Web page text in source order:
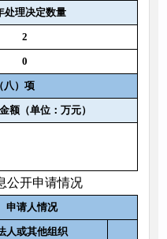
处理决定数量
2
0
八）项
额（单位：万元）
公开申请情况
申请人情况
人或其他组织